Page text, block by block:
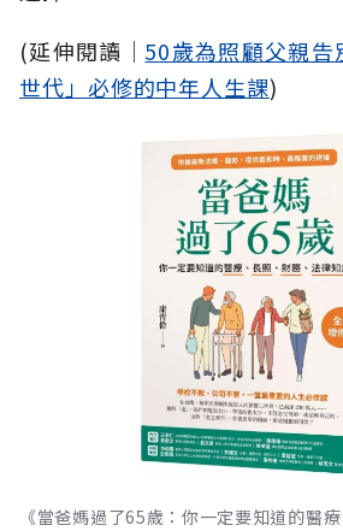
(延伸閱讀│ 50歲為照顧父親告
世代」必修的中年人生課)
《當爸媽過了65歲：你一定要知道的醫